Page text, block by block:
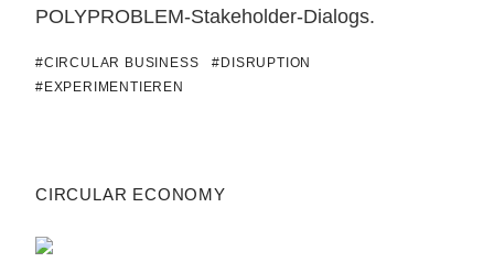
POLYPROBLEM-Stakeholder-Dialogs.
#CIRCULAR BUSINESS
#DISRUPTION
#EXPERIMENTIEREN
CIRCULAR ECONOMY